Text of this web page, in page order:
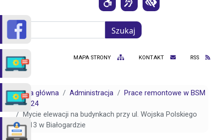
Szukaj
Szukaj
MAPA STRONY KONTAKT RSS
Strona główna Administracja
Prace remontowe w BSM
2024
Mycie elewacji na budynkach przy ul. Wojska Polskiego
11 i 13 w Białogardzie